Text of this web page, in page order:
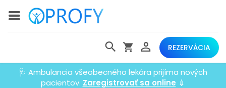
REZERVÁCIA
🩺 Ambulancia všeobecného lekára prijíma nových
pacientov. Zaregistrovať sa online 💉